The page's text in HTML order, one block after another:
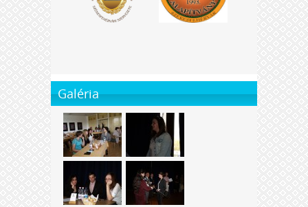
Galéria